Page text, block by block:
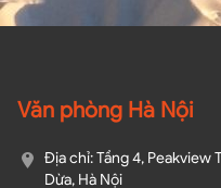
Văn phòng Hà Nội
Địa chỉ: Tầng 4, Peakview
Dừa, Hà Nội